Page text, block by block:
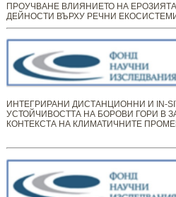
ПРОУЧВАНЕ ВЛИЯНИЕТО НА
ДЕЙНОСТИ ВЪРХУ РЕЧНИ
ИНТЕГРИРАНИ ДИСТАНЦИОННИ И IN-
УСТОЙЧИВОСТТА НА БОРОВИ ГОРИ В
КОНТЕКСТА НА КЛИМАТИЧНИТЕ